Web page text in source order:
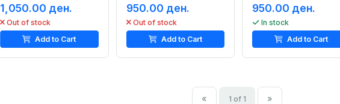
1,050.00 ден.
Out of stock
Add to Cart
950.00 ден.
Out of stock
Add to Cart
950.00 ден.
In stock
Add to Cart
« 1 of 1 »